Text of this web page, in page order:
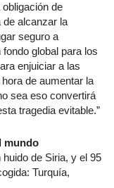
de
de alcanzar la
seguro a
global para los
enjuiciar a las
de aumentar la
sea eso convertirá
tragedia evitable.”
mundo
de Siria, y el 95
Turquía,